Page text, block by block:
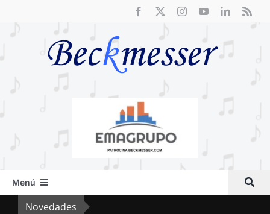
Menú
InicioNovedades